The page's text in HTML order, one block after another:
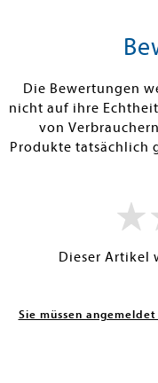
Die Bewertungen
nicht auf ihre
von
Produkte tatsächlich
Dieser Artikel
Sie müssen